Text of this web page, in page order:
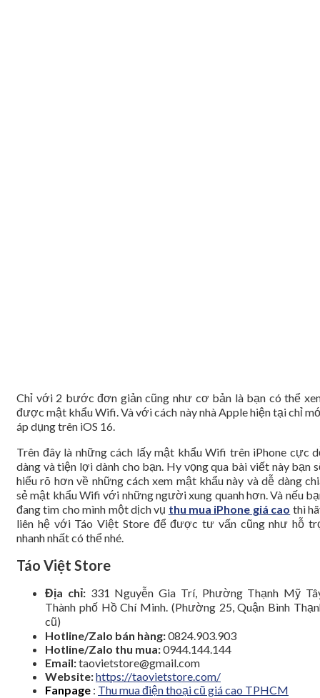
Chỉ với 2 bước đơn giản cũng như cơ bản là bạn có thể
được mật khẩu Wifi. Và với cách này nhà Apple hiện tại chỉ
áp dụng trên iOS 16.
Trên đây là những cách lấy mật khẩu Wifi trên iPhone cực
dàng và tiện lợi dành cho bạn. Hy vọng qua bài viết này bạn
hiểu rõ hơn về những cách xem mật khẩu này và dễ dàng
sẻ mật khẩu Wifi với những người xung quanh hơn. Và nếu
đang tìm cho mình một dịch vụ thu mua iPhone giá cao thì
liên hệ với Táo Việt Store để được tư vấn cũng như hỗ
nhanh nhất có thể nhé.
Táo Việt Store
Địa chỉ:331 Nguyễn Gia Trí, Phường Thạnh Mỹ
Thành phố Hồ Chí Minh. (Phường 25, Quận Bình
cũ)
Hotline/Zalo bán hàng:0824.903.903
Hotline/Zalo thu mua:0944.144.144
Email:taovietstore@gmail.com
Website:https://taovietstore.com/
Fanpage : Thu mua điện thoại cũ giá cao TPHCM